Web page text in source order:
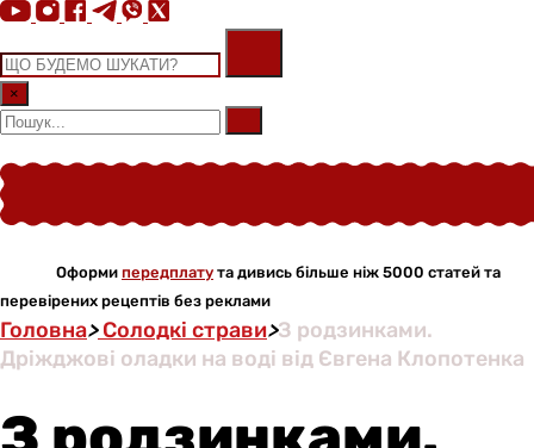
×
Оформи передплату та дивись більше ніж 5000 статей та
перевірених рецептів без реклами
Головна>Солодкі страви>З родзинками.
Дріжджові оладки на воді від Євгена Клопотенка